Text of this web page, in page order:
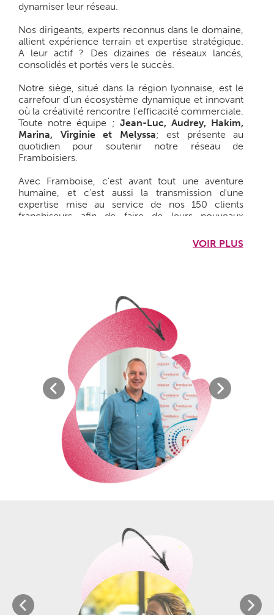
dynamiser leur réseau.
Nos dirigeants, experts reconnus dans le domaine,
allient expérience terrain et expertise stratégique.
A leur actif ? Des dizaines de réseaux lancés,
consolidés et portés vers le succès.
Notre siège, situé dans la région lyonnaise, est le
carrefour d'un écosystème dynamique et innovant
où la créativité rencontre l'efficacité commerciale.
Toute notre équipe ; Jean-Luc, Audrey, Hakim,
Marina, Virginie et Melyssa; est présente au
quotidien pour soutenir notre réseau de
Framboisiers.
Avec Framboise, c'est avant tout une aventure
humaine, et c'est aussi la transmission d'une
expertise mise au service de nos 150 clients
franchiseurs afin de faire de leurs nouveaux
Chez Framboise Consulting, on a un but clair :
Le métier d'Expert en
franchise : un quotidien
passionnant
Nous vous formons pour
devenir développeur de réseaux
de franchise
En tant qu'Expert en franchise chez Framboise,
vous jouez un rôle clé :
Créer du lien,vous établissez une relation
sincère et honnête avec vos clients
Recruter les bons candidats
en présentant
régulièrement des profils qualifiés à vos clients.
Etre un véritable mentorpour les jeunes
réseaux, en leur apportant votre vision
stratégique
Accompagner les candidatsjusqu'à la
VOIR PLUS